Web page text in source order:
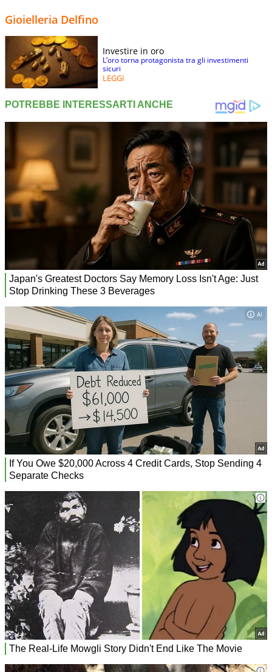
Gioielleria Delfino
Investire in oro
L’oro torna protagonista tra gli investimenti
sicuri
LEGGI